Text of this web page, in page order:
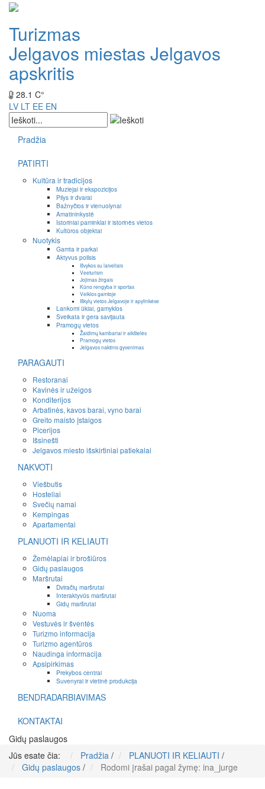
Turizmas
Jelgavos miestas Jelgavos
apskritis
28.1 C°
LV LT EE EN
Pradžia
PATIRTI
Kultūra ir tradicijos
Muziejai ir ekspozicijos
Pilys ir dvarai
Bažnyčios ir vienuolynai
Amatininkystė
Istoriniai paminklai ir istorinės vietos
Kultūros objektai
Nuotykis
Gamta ir parkai
Aktyvus poilsis
Išvykos su laiveliais
Veeturism
Jojimas žirgais
Kūno rengyba ir sportas
Veiklos gamtoje
Iškylų vietos Jelgavoje ir apylinkėse
Lankomi ūkiai, gamyklos
Sveikata ir gera savijauta
Pramogų vietos
Žaidimų kambariai ir aikštelės
Pramogų vietos
Jelgavos naktinis gyvenimas
PARAGAUTI
Restoranai
Kavinės ir užeigos
Konditerijos
Arbatinės, kavos barai, vyno barai
Greito maisto įstaigos
Picerijos
Išsinešti
Jelgavos miesto išskirtiniai patiekalai
NAKVOTI
Viešbutis
Hosteliai
Svečių namai
Kempingas
Apartamentai
PLANUOTI IR KELIAUTI
Žemėlapiai ir brošiūros
Gidų paslaugos
Maršrutai
Dviračių maršrutai
Interaktyvūs maršrutai
Gidų maršrutai
Nuoma
Vestuvės ir šventės
Turizmo informacija
Turizmo agentūros
Naudinga informacija
Apsipirkimas
Prekybos centrai
Suvenyrai ir vietinė produkcija
BENDRADARBIAVIMAS
KONTAKTAI
Gidų paslaugos
Jūs esate čia:
Pradžia / PLANUOTI IR KELIAUTI /
Gidų paslaugos / Rodomi įrašai pagal žymę: ina_jurge